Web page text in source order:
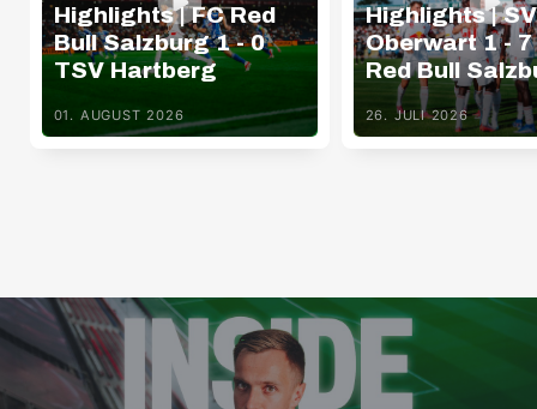
Highlights | FC Red
Bull Salzburg 1 - 0
TSV Hartberg
01. AUGUST 2026
Highlights | SV
Oberwart 1 - 7
Red Bull
26. JULI 2026